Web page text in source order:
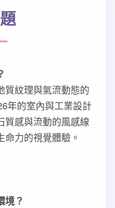
質紋理與氣流動態的
年的室內與工業設計
質感與流動的風感線
力的視覺體驗。
境？